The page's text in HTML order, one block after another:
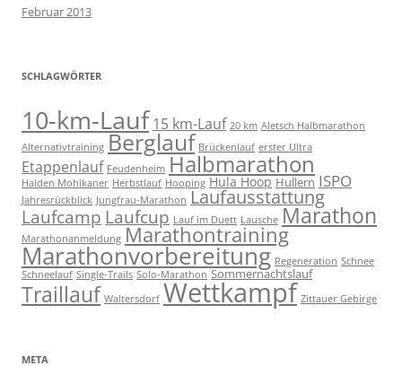
Februar 2013
SCHLAGWÖRTER
10-km-Lauf 15 km-Lauf 20 km Aletsch Halbmarathon
Alternativtraining Berglauf Brückenlauf erster Ultra
Etappenlauf Feudenheim Halbmarathon
Halden Mohikaner Herbstlauf Hooping Hula Hoop Hullern ISPO
Jahresrückblick Jungfrau-Marathon Laufausstattung
Laufcamp Laufcup Lauf im Duett Lausche Marathon
Marathonanmeldung Marathontraining
Marathonvorbereitung Regeneration Schnee
Schneelauf Single-Trails Solo-Marathon Sommernachtslauf
Traillauf Waltersdorf Wettkampf Zittauer Gebirge
META